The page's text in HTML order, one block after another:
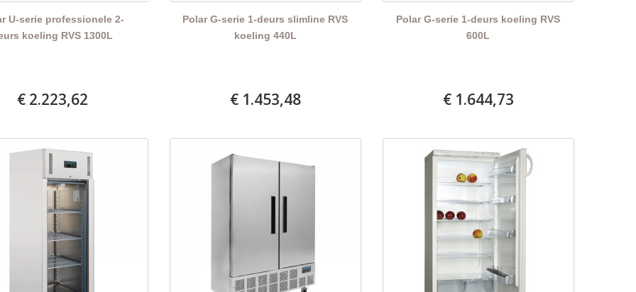
U-serie professionele 2-
koeling RVS 1300L
€ 2.223,62
Polar G-serie 1-deurs slimline RVS
koeling 440L
€ 1.453,48
Polar G-serie 1-deurs koeling RVS
600L
€ 1.644,73